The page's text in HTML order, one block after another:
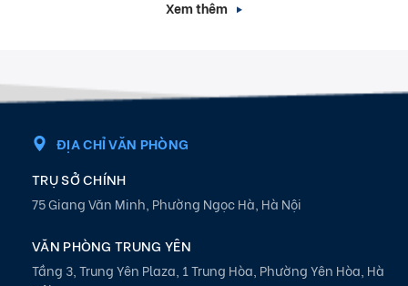
Xem thêm
ĐỊA CHỈ VĂN PHÒNG
TRỤ SỞ CHÍNH
75 Giang Văn Minh, Phường Ngọc Hà, Hà Nội
VĂN PHÒNG TRUNG YÊN
Tầng 3, Trung Yên Plaza, 1 Trung Hòa, Phường Yên Hòa, Hà